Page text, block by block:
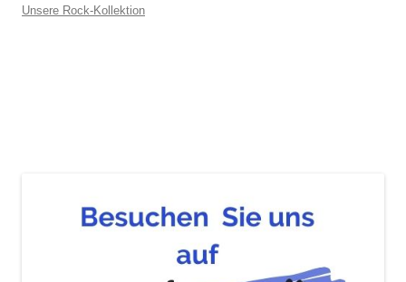
Unsere Rock-Kollektion